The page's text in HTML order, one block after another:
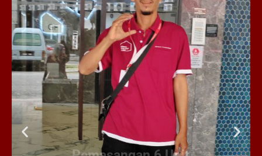
Pemasangan 6 Unit
Penapis Udara
Disebuah Syarikat
Swasta